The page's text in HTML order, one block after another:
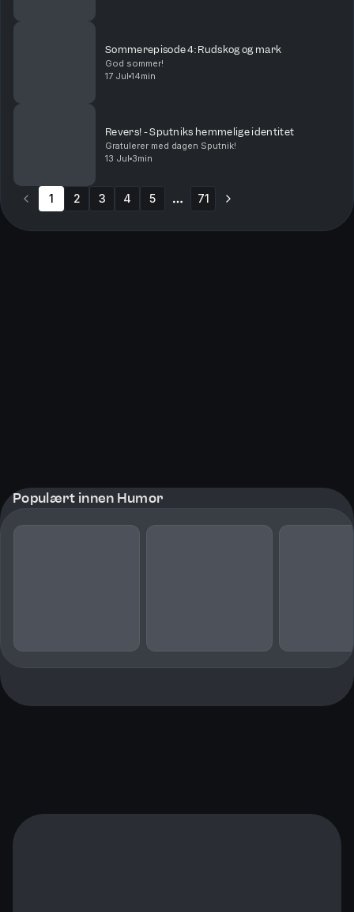
Sommerepisode 4: Rudskog og mark
God sommer!
17 Jul 14min
Revers! - Sputniks hemmelige identitet
Gratulerer med dagen Sputnik!
13 Jul 3min
1 2 3 4 5 71
Populært innen Humor